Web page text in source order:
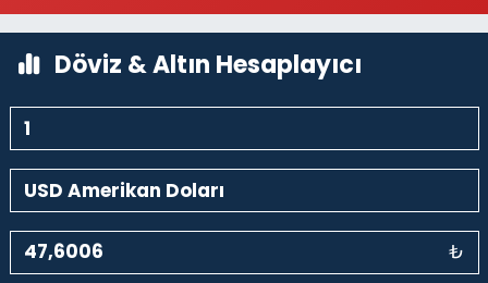
Döviz & Altın Hesaplayıcı
₺